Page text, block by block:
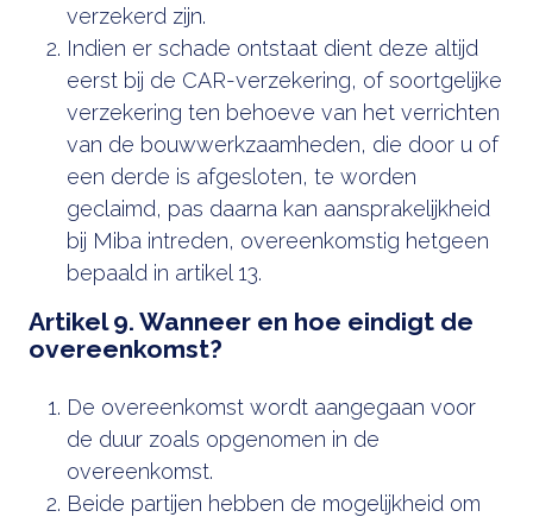
verzekerd zijn.
Indien er schade ontstaat dient deze altijd
eerst bij de CAR-verzekering, of soortgelijke
verzekering ten behoeve van het verrichten
van de bouwwerkzaamheden, die door u of
een derde is afgesloten, te worden
geclaimd, pas daarna kan aansprakelijkheid
bij Miba intreden, overeenkomstig hetgeen
bepaald in artikel 13.
Artikel 9. Wanneer en hoe eindigt de
overeenkomst?
De overeenkomst wordt aangegaan voor
de duur zoals opgenomen in de
overeenkomst.
Beide partijen hebben de mogelijkheid om